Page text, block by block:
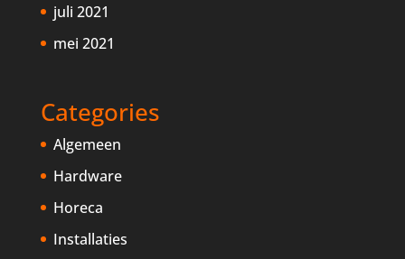
juli 2021
mei 2021
Categories
Algemeen
Hardware
Horeca
Installaties